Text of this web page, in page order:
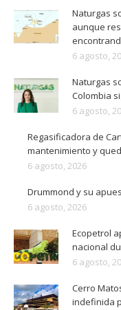
Naturgas
aunque
6 agosto,
Naturgas
Colombia
6 agosto,
Regasificadora de
mantenimiento y
6 agosto, 2026
Drummond y su
6 agosto, 2026
Ecopetrol
nacional
6 agosto,
Cerro
indefinida